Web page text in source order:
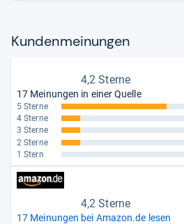
Kun­den­mei­nun­gen
4,2 Sterne
17 Meinungen in einer Quelle
5 Sterne
4 Sterne
3 Sterne
2 Sterne
1 Stern
4,2 Sterne
17 Meinungen bei Amazon.de lesen